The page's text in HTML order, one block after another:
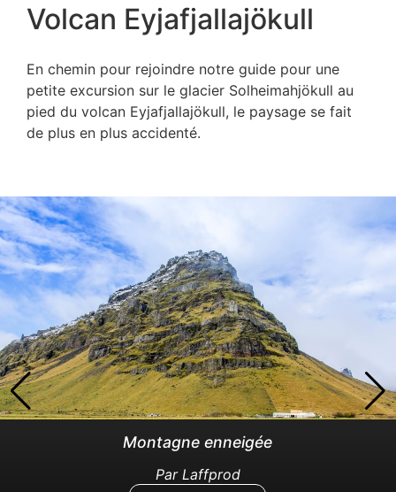
Volcan Eyjafjallajökull
En chemin pour rejoindre notre guide pour une
petite excursion sur le glacier Solheimahjökull au
pied du volcan Eyjafjallajökull, le paysage se fait
de plus en plus accidenté.
Montagne enneigée
Par Laffprod